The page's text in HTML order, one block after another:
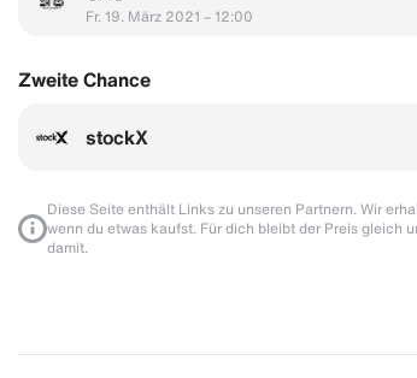
Fr. 19. März 2021 – 12:00
Zweite Chance
stockX
Diese Seite enthält Links zu unseren Partnern. Wir
wenn du etwas kaufst. Für dich bleibt der Preis gleich
damit.